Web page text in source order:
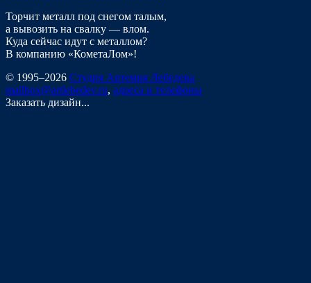
Торчит металл под снегом талым,
а вывозить на свалку — влом.
Куда сейчас идут с металлом?
В компанию «КометаЛом»!
© 1995–2026 Студия Артемия Лебедева
mailbox@artlebedev.ru, адреса и телефоны
Заказать дизайн...